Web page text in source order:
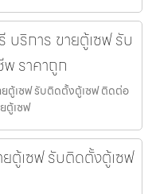
บริการ ขายตู้เซฟ รับ
ราคาถูก
ยตู้เซฟ รับติดตั้งตู้เซฟ ติดต่อ
ตู้เซฟ
ตู้เซฟ รับติดตั้งตู้เซฟ